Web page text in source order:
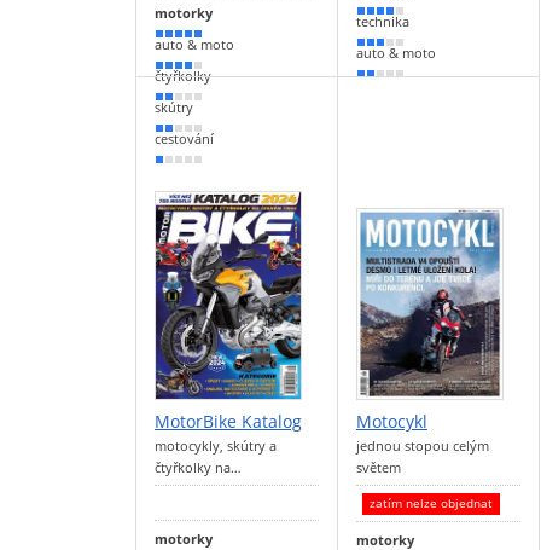
motorky
90 %
auto & moto
80 %
čtyřkolky
30 %
skútry
30 %
cestování
20 %
80 %
technika
60 %
auto & moto
30 %
MotorBike Katalog
motocykly, skútry a
čtyřkolky na…
motorky
Motocykl
jednou stopou celým
světem
zatím nelze objednat
motorky